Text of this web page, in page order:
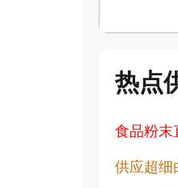
热点
食品粉末